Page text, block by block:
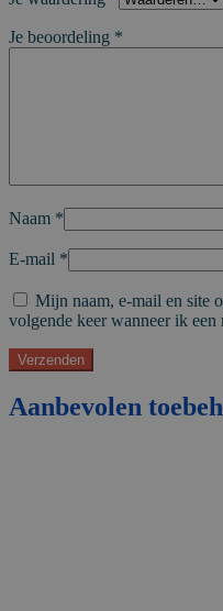
Je beoordeling *
Naam *
E-mail *
Mijn naam, e-mail en site
volgende keer wanneer ik een
Aanbevolen